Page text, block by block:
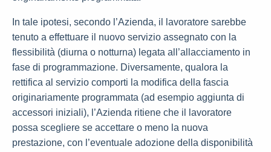
In tale ipotesi, secondo l’Azienda, il lavoratore sarebbe
tenuto a effettuare il nuovo servizio assegnato con la
flessibilità (diurna o notturna) legata all’allacciamento in
fase di programmazione. Diversamente, qualora la
rettifica al servizio comporti la modifica della fascia
originariamente programmata (ad esempio aggiunta di
accessori iniziali), l’Azienda ritiene che il lavoratore
possa scegliere se accettare o meno la nuova
prestazione, con l’eventuale adozione della disponibilità